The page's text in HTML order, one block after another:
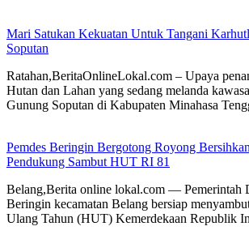
Mari Satukan Kekuatan Untuk Tangani
Soputan
Ratahan,BeritaOnlineLokal.com – Upaya
Hutan dan Lahan yang sedang melanda
Gunung Soputan di Kabupaten Minahasa
Pemdes Beringin Bergotong Royong
Pendukung Sambut HUT RI 81
Belang,Berita online lokal.com — Pemerintah
Beringin kecamatan Belang bersiap
Ulang Tahun (HUT) Kemerdekaan Republik